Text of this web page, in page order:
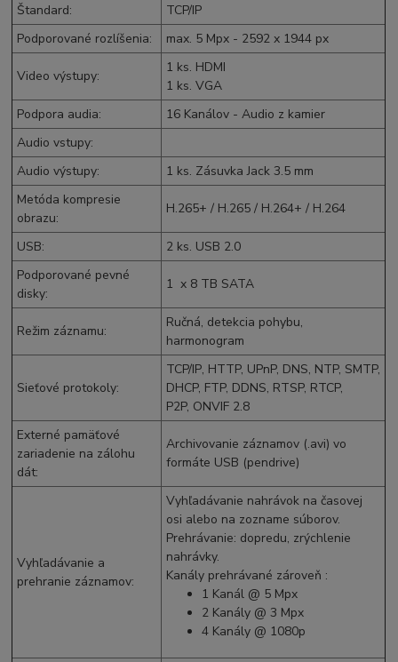
Štandard:
TCP/IP
Podporované rozlíšenia: max. 5 Mpx - 2592 x 1944 px
Video výstupy:
1 ks. HDMI
1 ks.VGA
Podpora audia:
16 Kanálov - Audio z kamier
Audio vstupy:
Audio výstupy:
1 ks. Zásuvka Jack 3.5 mm
Metóda kompresie
obrazu:
H.265+ / H.265 / H.264+ / H.264
USB: 2 ks. USB 2.0
Podporované pevné
disky:
1 x 8 TB SATA
Režim záznamu:
Ručná, detekcia pohybu,
harmonogram
Sieťové protokoly:
TCP/IP, HTTP, UPnP, DNS, NTP, SMTP,
DHCP, FTP, DDNS, RTSP, RTCP,
P2P, ONVIF 2.8
Externé pamäťové
zariadenie na zálohu
dát:
Archivovanie záznamov (.avi) vo
formáte USB (pendrive)
Vyhľadávanie a
prehranie záznamov:
Vyhľadávanie nahrávok na časovej
osi alebo na zozname súborov.
Prehrávanie: dopredu, zrýchlenie
nahrávky.
Kanály prehrávané zároveň :
1 Kanál @ 5 Mpx
2 Kanály @ 3 Mpx
4 Kanály @ 1080p